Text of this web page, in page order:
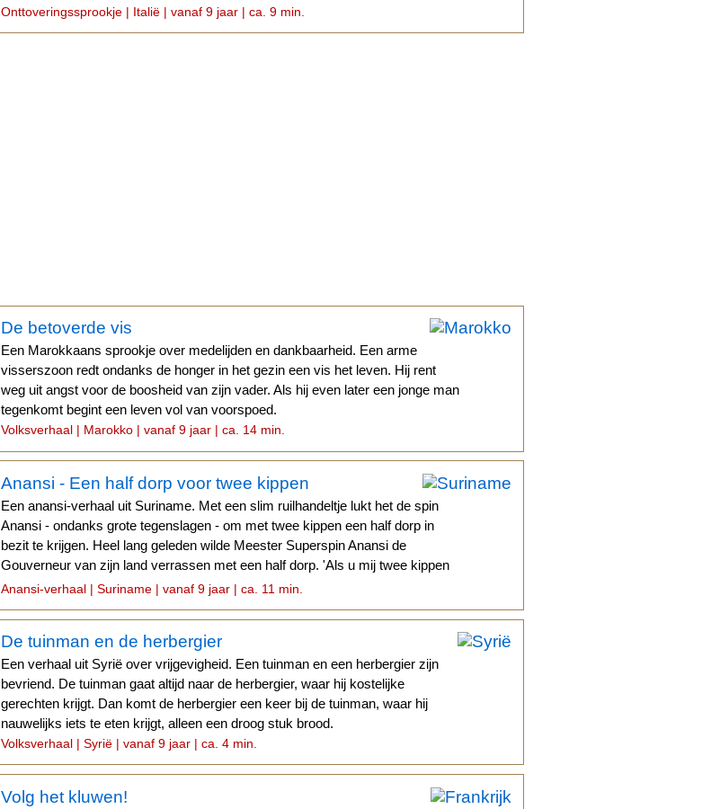
Onttoveringssprookje | Italië | vanaf 9 jaar | ca. 9 min.
De betoverde vis
Een Marokkaans sprookje over medelijden en dankbaarheid. Een arme
visserszoon redt ondanks de honger in het gezin een vis het leven. Hij rent
weg uit angst voor de boosheid van zijn vader. Als hij even later een jonge man
tegenkomt begint een leven vol van voorspoed.
Volksverhaal | Marokko | vanaf 9 jaar | ca. 14 min.
Anansi - Een half dorp voor twee kippen
Een anansi-verhaal uit Suriname. Met een slim ruilhandeltje lukt het de spin
Anansi - ondanks grote tegenslagen - om met twee kippen een half dorp in
bezit te krijgen. Heel lang geleden wilde Meester Superspin Anansi de
Gouverneur van zijn land verrassen met een half dorp. 'Als u mij twee kippen
geeft...
Anansi-verhaal | Suriname | vanaf 9 jaar | ca. 11 min.
De tuinman en de herbergier
Een verhaal uit Syrië over vrijgevigheid. Een tuinman en een herbergier zijn
bevriend. De tuinman gaat altijd naar de herbergier, waar hij kostelijke
gerechten krijgt. Dan komt de herbergier een keer bij de tuinman, waar hij
nauwelijks iets te eten krijgt, alleen een droog stuk brood.
Volksverhaal | Syrië | vanaf 9 jaar | ca. 4 min.
Volg het kluwen!